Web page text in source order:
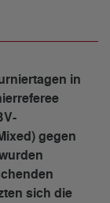
in
gegen
sich die